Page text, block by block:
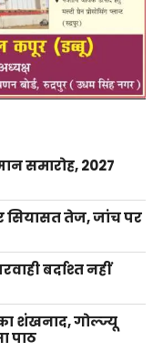
समारोह, 2027
सियासत तेज, जांच पर
बर्दाश्त नहीं
शंखनाद, गोल्ज्यू
पाठ